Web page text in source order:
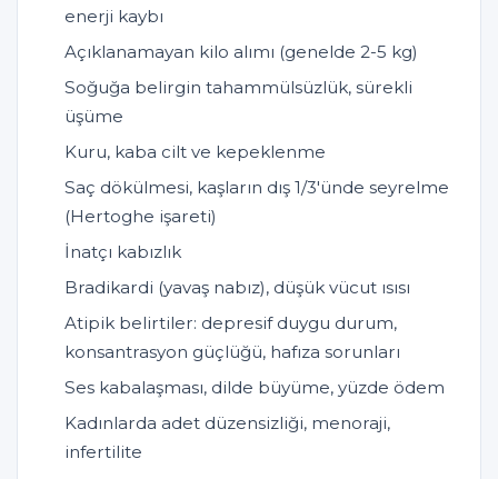
enerji kaybı
Açıklanamayan kilo alımı (genelde 2-5 kg)
Soğuğa belirgin tahammülsüzlük, sürekli
üşüme
Kuru, kaba cilt ve kepeklenme
Saç dökülmesi, kaşların dış 1/3'ünde seyrelme
(Hertoghe işareti)
İnatçı kabızlık
Bradikardi (yavaş nabız), düşük vücut ısısı
Atipik belirtiler: depresif duygu durum,
konsantrasyon güçlüğü, hafıza sorunları
Ses kabalaşması, dilde büyüme, yüzde ödem
Kadınlarda adet düzensizliği, menoraji,
infertilite